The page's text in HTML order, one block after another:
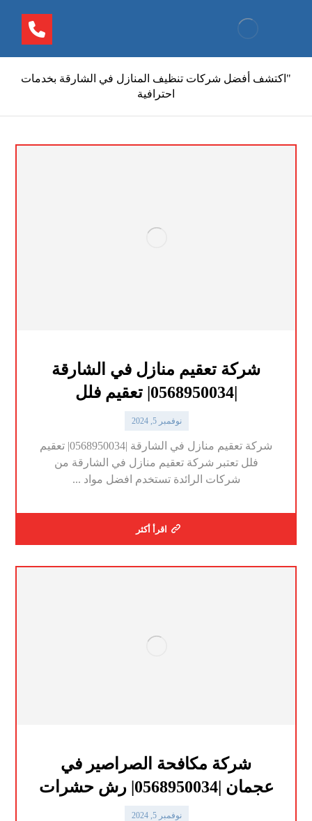
"اكتشف أفضل شركات تنظيف المنازل في الشارقة بخدمات
احترافية
شركة تعقيم منازل في الشارقة
|0568950034| تعقيم فلل
نوفمبر 5, 2024
شركة تعقيم منازل في الشارقة |0568950034| تعقيم
فلل تعتبر شركة تعقيم منازل في الشارقة من
شركات الرائدة تستخدم افضل مواد ...
اقرأ أكثر
شركة مكافحة الصراصير في
عجمان |0568950034| رش حشرات
نوفمبر 5, 2024